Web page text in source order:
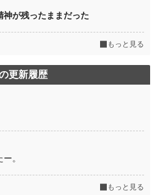
が残ったままだった
もっと見る
更新履歴
。
もっと見る